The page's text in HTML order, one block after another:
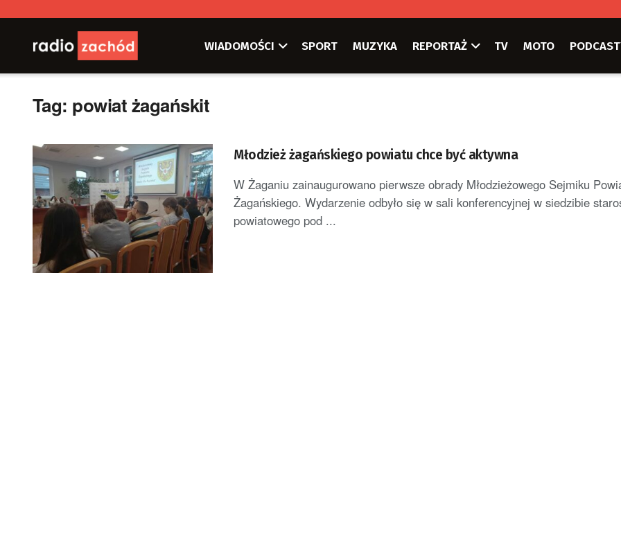
WIADOMOŚCI SPORT MUZYKA REPORTAŻ TV MOTO
Tag: powiat żagańskit
Młodzież żagańskiego powiatu chce być aktywna
W Żaganiu zainaugurowano pierwsze obrady Młodzieżowego Sejmiku
Żagańskiego. Wydarzenie odbyło się w sali konferencyjnej w siedzibie
powiatowego pod ...